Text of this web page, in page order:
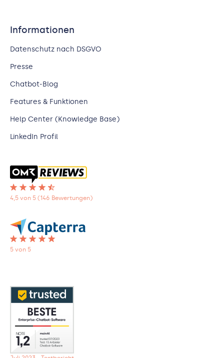
Informationen
Datenschutz nach DSGVO
Presse
Chatbot-Blog
Features & Funktionen
Help Center (Knowledge Base)
LinkedIn Profil
4,5 von 5 (146 Bewertungen)
5 von 5